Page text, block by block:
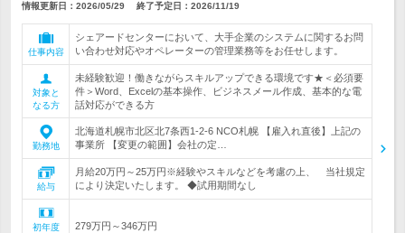
情報更新日：2026/05/29 終了予定日： 2026/11/19
仕事内容
シェアードセンターにおいて、大手企業のシステムに関するお問
い合わせ対応やオペレーターの管理業務等をお任せします。
対象と
なる方
未経験歓迎！働きながらスキルアップできる環境です★＜必須要
件＞Word、Excelの基本操作、ビジネスメール作成、基本的な電
話対応ができる方
勤務地
北海道札幌市北区北7条西1-2-6 NCO札幌 【雇入れ直後】上記の
事業所 【変更の範囲】会社の定…
給与
月給20万円～25万円※経験やスキルなどを考慮の上、 当社規定
により決定いたします。 ◆試用期間なし
初年度
279万円～346万円